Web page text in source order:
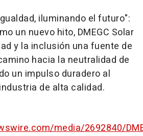
iluminando el futuro":
un nuevo hito, DMEGC Solar
y la inclusión una fuente de
hacia la neutralidad de
un impulso duradero al
de alta calidad.
media/2692840/